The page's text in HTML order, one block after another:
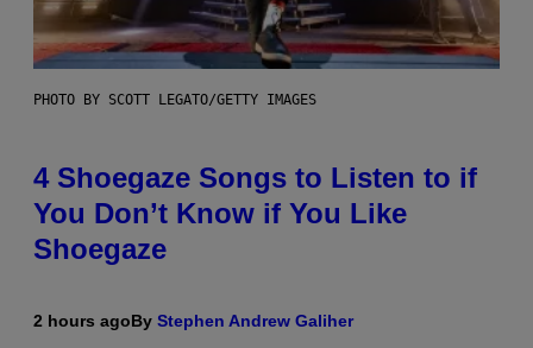
PHOTO BY SCOTT LEGATO/GETTY IMAGES
4 Shoegaze Songs to Listen to if
You Don’t Know if You Like
Shoegaze
2 hours agoBy Stephen Andrew Galiher